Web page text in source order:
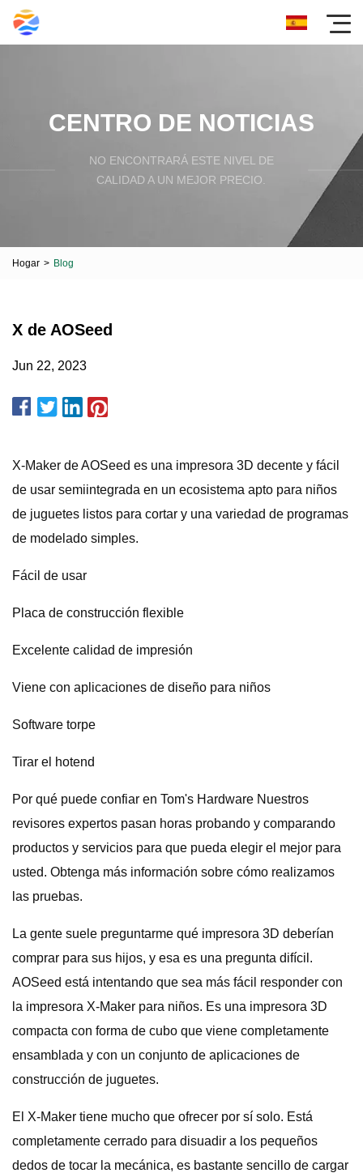
CENTRO DE NOTICIAS
NO ENCONTRARÁ ESTE NIVEL DE
CALIDAD A UN MEJOR PRECIO.
Hogar > Blog
X de AOSeed
Jun 22, 2023
X-Maker de AOSeed es una impresora 3D decente y fácil
de usar semiintegrada en un ecosistema apto para niños
de juguetes listos para cortar y una variedad de programas
de modelado simples.
Fácil de usar
Placa de construcción flexible
Excelente calidad de impresión
Viene con aplicaciones de diseño para niños
Software torpe
Tirar el hotend
Por qué puede confiar en Tom's Hardware Nuestros
revisores expertos pasan horas probando y comparando
productos y servicios para que pueda elegir el mejor para
usted. Obtenga más información sobre cómo realizamos
las pruebas.
La gente suele preguntarme qué impresora 3D deberían
comprar para sus hijos, y esa es una pregunta difícil.
AOSeed está intentando que sea más fácil responder con
la impresora X-Maker para niños. Es una impresora 3D
compacta con forma de cubo que viene completamente
ensamblada y con un conjunto de aplicaciones de
construcción de juguetes.
El X-Maker tiene mucho que ofrecer por sí solo. Está
completamente cerrado para disuadir a los pequeños
dedos de tocar la mecánica, es bastante sencillo de cargar